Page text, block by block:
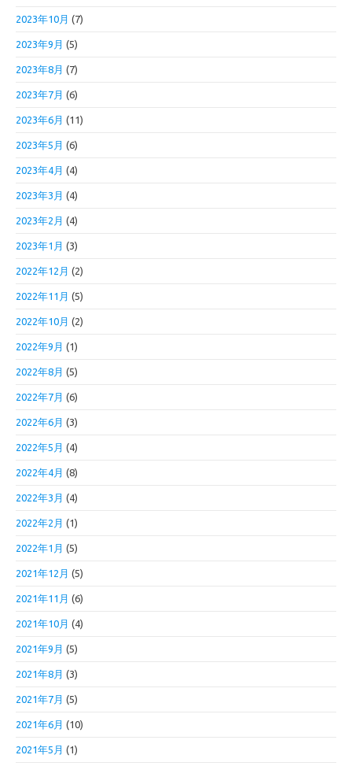
2023年10月 (7)
2023年9月 (5)
2023年8月 (7)
2023年7月 (6)
2023年6月 (11)
2023年5月 (6)
2023年4月 (4)
2023年3月 (4)
2023年2月 (4)
2023年1月 (3)
2022年12月 (2)
2022年11月 (5)
2022年10月 (2)
2022年9月 (1)
2022年8月 (5)
2022年7月 (6)
2022年6月 (3)
2022年5月 (4)
2022年4月 (8)
2022年3月 (4)
2022年2月 (1)
2022年1月 (5)
2021年12月 (5)
2021年11月 (6)
2021年10月 (4)
2021年9月 (5)
2021年8月 (3)
2021年7月 (5)
2021年6月 (10)
2021年5月 (1)